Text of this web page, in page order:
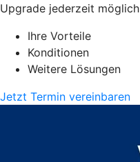
Upgrade jederzeit möglich
Ihre Vorteile
Konditionen
Weitere Lösungen
Jetzt Termin vereinbaren